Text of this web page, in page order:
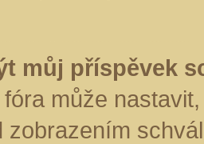
můj příspěvek
může
zobrazením